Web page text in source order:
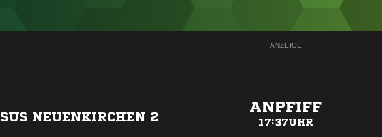
ANZEIGE
SUS NEUENKIRCHEN 2
ANPFIFF
17:37UHR